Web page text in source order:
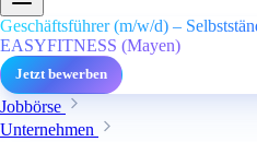
Geschäftsführer (m/w/d) –
EASYFITNESS (Mayen)
Jetzt bewerben
Jobbörse
Unternehmen